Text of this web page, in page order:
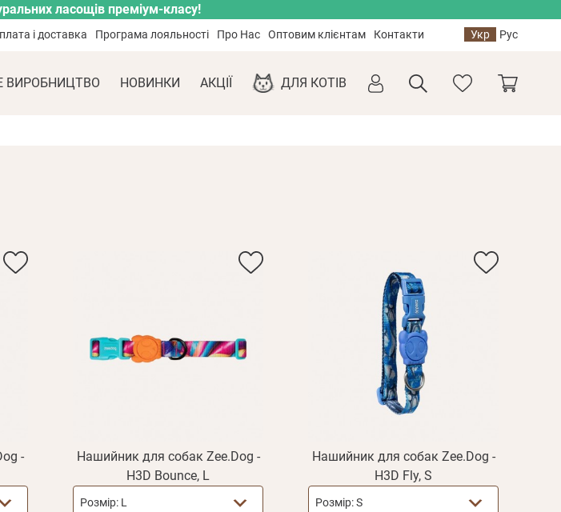
ласощів преміум-класу!
і доставка Програма лояльності Про Нас Оптовим клієнтам Контакти Укр Рус
ВИРОБНИЦТВО НОВИНКИ АКЦІЇ ДЛЯ КОТІВ
-
Нашийник для собак Zee.Dog -
H3D Bounce, L
Розмір: L
Нашийник для собак Zee.Dog -
H3D Fly, S
Розмір:S